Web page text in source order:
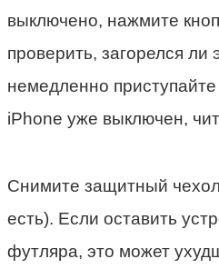
выключено, нажмите
проверить, загорелся ли
немедленно
iPhone уже выключен,
Снимите защитный
есть). Если оставить
футляра, это может